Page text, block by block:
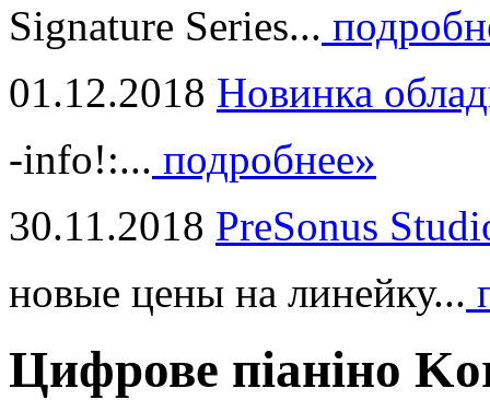
Signature Series...
01.12.2018 Новинка
-info!:... подробнее»
30.11.2018 PreSonus
новые цены на линейку...
Цифрове піаніно